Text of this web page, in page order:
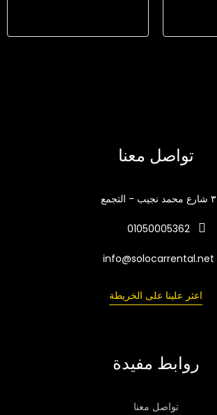
تواصل معنا
٣ شارع محمد نجيب - التجمع
01050005362
info@solocarrental.net
اعثر علينا على الخريطة
روابط مفيدة
تواصل معنا